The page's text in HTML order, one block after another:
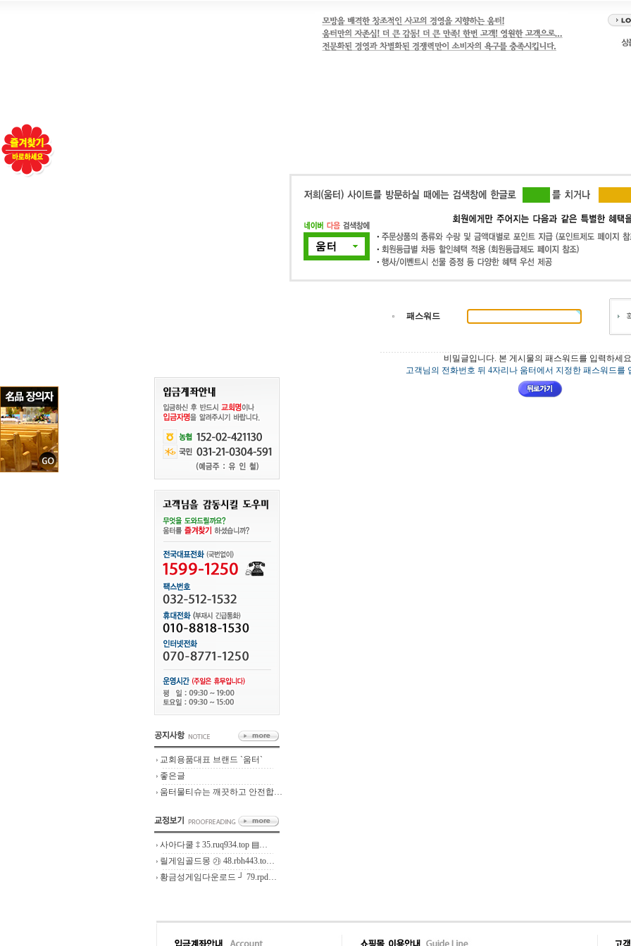
교회용품대표 브랜드 `움터`
좋은글
움터물티슈는 깨끗하고 안전합…
사아다쿨 ‡ 35.ruq934.top ▤…
릴게임골드몽 ㉮ 48.rbh443.to…
황금성게임다운로드 ┘ 79.rpd…
패스워드
비밀글입니다. 본 게시물의 패스워드를 입력하세
고객님의 전화번호 뒤 4자리나 움터에서 지정한 패스워드를